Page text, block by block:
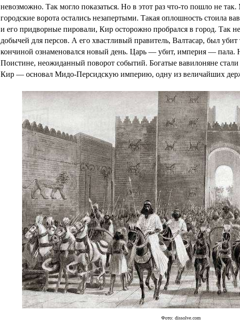
невозможно. Так могло показаться. Но в этот раз что-то пошло не
городские ворота остались незапертыми. Такая оплошность стоила
и его придворные пировали, Кир осторожно пробрался в город. Так
добычей для персов. А его хвастливый правитель, Валтасар, был
кончиной ознаменовался новый день. Царь — убит, империя — пала.
Поистине, неожиданный поворот событий. Богатые вавилоняне
Кир — основал Мидо-Персидскую империю, одну из величайших
Фото: dissolve.com